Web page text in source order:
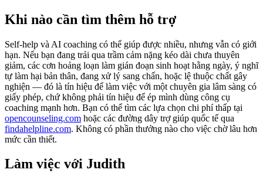
Khi nào cần tìm thêm hỗ trợ
Self-help và AI coaching có thể giúp được nhiều, nhưng vẫn có giới
hạn. Nếu bạn đang trải qua trầm cảm nặng kéo dài chưa thuyên
giảm, các cơn hoảng loạn làm gián đoạn sinh hoạt hằng ngày, ý nghĩ
tự làm hại bản thân, đang xử lý sang chấn, hoặc lệ thuộc chất gây
nghiện — đó là tín hiệu để làm việc với một chuyên gia lâm sàng có
giấy phép, chứ không phải tín hiệu để ép mình dùng công cụ
coaching mạnh hơn. Bạn có thể tìm các lựa chọn chi phí thấp tại
opencounseling.com hoặc các đường dây trợ giúp quốc tế qua
findahelpline.com. Không có phần thưởng nào cho việc chờ lâu hơn
mức cần thiết.
Làm việc với Judith